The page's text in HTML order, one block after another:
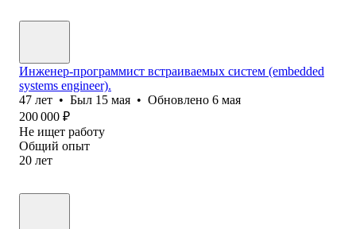
Инженер-программист встраиваемых систем (embedded
systems engineer).
47 лет • Был 15 мая • Обновлено 6 мая
200 000 ₽
Не ищет работу
Общий опыт
20 лет